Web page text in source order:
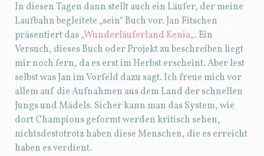
In diesen Tagen dann stellt auch ein Läufer, der meine
Laufbahn begleitete „sein“ Buch vor. Jan Fitschen
präsentiert das „Wunderläuferland Kenia„. Ein
Versuch, dieses Buch oder Projekt zu beschreiben liegt
mir noch fern, da es erst im Herbst erscheint. Aber lest
selbst was Jan im Vorfeld dazu sagt. Ich freue mich vor
allem auf die Aufnahmen aus dem Land der schnellen
Jungs und Mädels. Sicher kann man das System, wie
dort Champions geformt werden kritisch sehen,
nichtsdestotrotz haben diese Menschen, die es erreicht
haben es verdient.